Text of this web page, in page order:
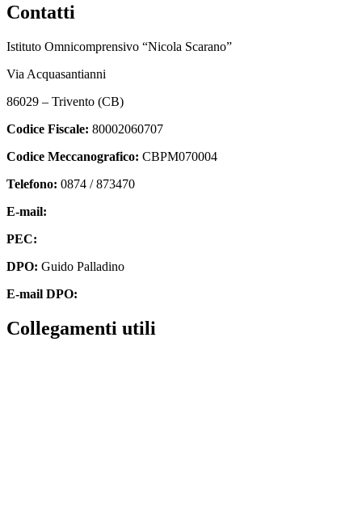
Contatti
Istituto Omnicomprensivo “Nicola Scarano”
Via Acquasantianni
86029 – Trivento (CB)
Codice Fiscale: 80002060707
Codice Meccanografico: CBPM070004
Telefono: 0874 / 873470
E-mail:
PEC:
DPO: Guido Palladino
E-mail DPO:
Collegamenti utili